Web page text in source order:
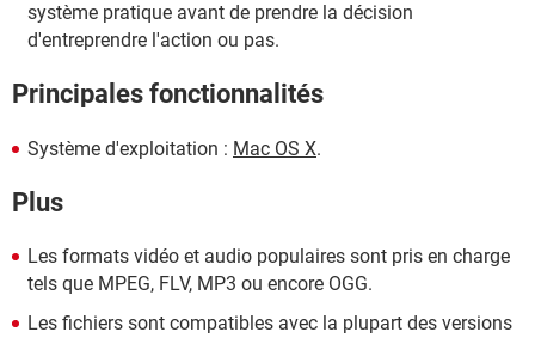
système pratique avant de prendre la décision
d'entreprendre l'action ou pas.
Principales fonctionnalités
Système d'exploitation : Mac OS X.
Plus
Les formats vidéo et audio populaires sont pris en charge
tels que MPEG, FLV, MP3 ou encore OGG.
Les fichiers sont compatibles avec la plupart des versions